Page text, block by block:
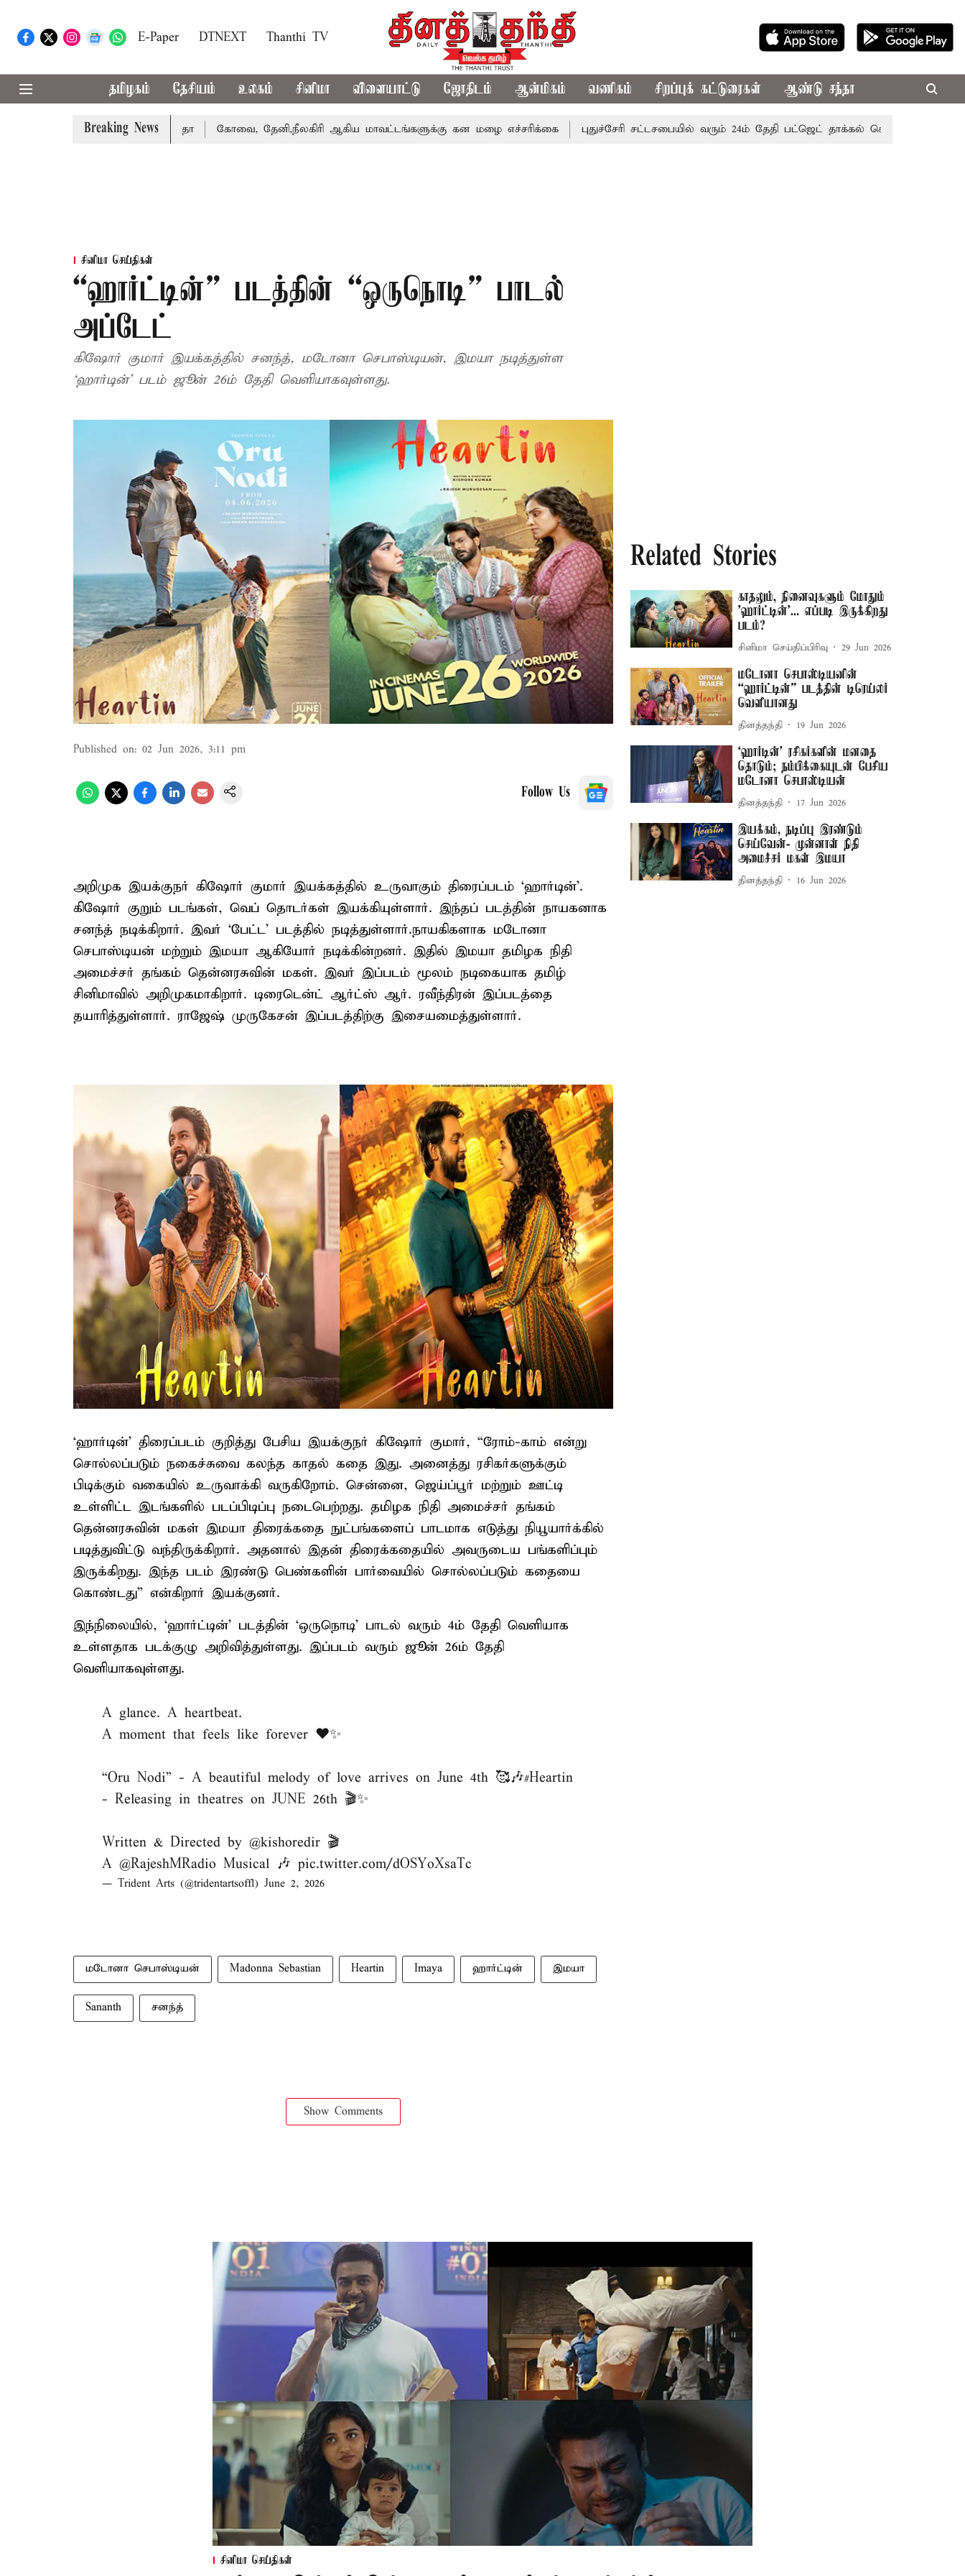
E-Paper DTNEXT Thanthi TV
தமிழகம் தேசியம் உலகம் சினிமா விளையாட்டு ஜோதிடம் ஆன்மிகம் வணிகம் சிறப்புக் கட்டுரைகள் ஆண்டு சந்தா
Breaking News
வாபஸ் பெற்றார் சங்கீதா கோவை, தேனி,நீலகிரி ஆகிய மாவட்டங்களுக்கு கன மழை எச்சரிக்கை புதுச்சேரி சட்டசபையில் வரும் 24ம் தேதி பட்ஜெட் தாக்கல் செய்கிறார் முதல்-அமைச்சர்
சினிமா செய்திகள்
“ஹார்ட்டின்” படத்தின் “ஒருநொடி” பாடல்
அப்டேட்
கிஷோர் குமார் இயக்கத்தில் சனந்த், மடோனா செபாஸ்டியன், இமயா நடித்துள்ள
‘ஹார்டின்’ படம் ஜூன் 26ம் தேதி வெளியாகவுள்ளது.
Published on: 02 Jun 2026, 3:11 pm
Follow Us
அறிமுக இயக்குநர் கிஷோர் குமார் இயக்கத்தில் உருவாகும் திரைப்படம் ‘ஹார்டின்’.
கிஷோர் குறும் படங்கள், வெப் தொடர்கள் இயக்கியுள்ளார். இந்தப் படத்தின் நாயகனாக
சனந்த் நடிக்கிறார். இவர் ‘பேட்ட’ படத்தில் நடித்துள்ளார்.நாயகிகளாக மடோனா
செபாஸ்டியன் மற்றும் இமயா ஆகியோர் நடிக்கின்றனர். இதில் இமயா தமிழக நிதி
அமைச்சர் தங்கம் தென்னரசுவின் மகள். இவர் இப்படம் மூலம் நடிகையாக தமிழ்
சினிமாவில் அறிமுகமாகிறார். டிரைடென்ட் ஆர்ட்ஸ் ஆர். ரவீந்திரன் இப்படத்தை
தயாரித்துள்ளார். ராஜேஷ் முருகேசன் இப்படத்திற்கு இசையமைத்துள்ளார்.
‘ஹார்டின்’ திரைப்படம் குறித்து பேசிய இயக்குநர் கிஷோர் குமார், “ரோம்-காம் என்று
சொல்லப்படும் நகைச்சுவை கலந்த காதல் கதை இது. அனைத்து ரசிகர்களுக்கும்
பிடிக்கும் வகையில் உருவாக்கி வருகிறோம். சென்னை, ஜெய்ப்பூர் மற்றும் ஊட்டி
உள்ளிட்ட இடங்களில் படப்பிடிப்பு நடைபெற்றது. தமிழக நிதி அமைச்சர் தங்கம்
தென்னரசுவின் மகள் இமயா திரைக்கதை நுட்பங்களைப் பாடமாக எடுத்து நியூயார்க்கில்
படித்துவிட்டு வந்திருக்கிறார். அதனால் இதன் திரைக்கதையில் அவருடைய பங்களிப்பும்
இருக்கிறது. இந்த படம் இரண்டு பெண்களின் பார்வையில் சொல்லப்படும் கதையை
கொண்டது” என்கிறார் இயக்குனர்.
இந்நிலையில், ‘ஹார்ட்டின்’ படத்தின் ‘ஒருநொடி’ பாடல் வரும் 4ம் தேதி வெளியாக
உள்ளதாக படக்குழு அறிவித்துள்ளது. இப்படம் வரும் ஜூன் 26ம் தேதி
வெளியாகவுள்ளது.
A glance. A heartbeat.
A moment that feels like forever ❤️✨
“Oru Nodi” - A beautiful melody of love arrives on June 4th 🥰🎶#Heartin
- Releasing in theatres on JUNE 26th 🎬✨
Written & Directed by @kishoredir 🎬
A @RajeshMRadio Musical 🎶 pic.twitter.com/dOSYoXsaTc
— Trident Arts (@tridentartsoffl) June 2, 2026
மடோனா செபாஸ்டியன் Madonna Sebastian Heartin Imaya ஹார்ட்டின் இமயா
Sananth சனந்த்
Show Comments
Related Stories
காதலும், நினைவுகளும் மோதும்
'ஹார்ட்டின்'... எப்படி இருக்கிறது
படம்?
சினிமா செய்திப்பிரிவு 29 Jun 2026
மடோனா செபாஸ்டியனின்
“ஹார்ட்டின்” படத்தின் டிரெய்லர்
வெளியானது
தினத்தந்தி 19 Jun 2026
‘ஹார்டின்’ ரசிகர்களின் மனதை
தொடும்; நம்பிக்கையுடன் பேசிய
மடோனா செபாஸ்டியன்
தினத்தந்தி 17 Jun 2026
இயக்கம், நடிப்பு இரண்டும்
செய்வேன்- முன்னாள் நிதி
அமைச்சர் மகள் இமயா
தினத்தந்தி 16 Jun 2026
சினிமா செய்திகள்